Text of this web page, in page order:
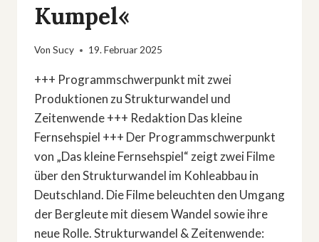
Kumpel«
Von Sucy 19. Februar 2025
+++ Programmschwerpunkt mit zwei
Produktionen zu Strukturwandel und
Zeitenwende +++ Redaktion Das kleine
Fernsehspiel +++ Der Programmschwerpunkt
von „Das kleine Fernsehspiel“ zeigt zwei Filme
über den Strukturwandel im Kohleabbau in
Deutschland. Die Filme beleuchten den Umgang
der Bergleute mit diesem Wandel sowie ihre
neue Rolle. Strukturwandel & Zeitenwende: